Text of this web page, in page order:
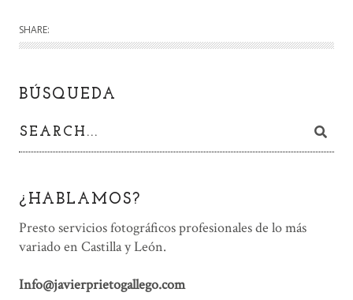
SHARE:
BÚSQUEDA
¿HABLAMOS?
Presto servicios fotográficos profesionales de lo más
variado en Castilla y León.
Info@javierprietogallego.com